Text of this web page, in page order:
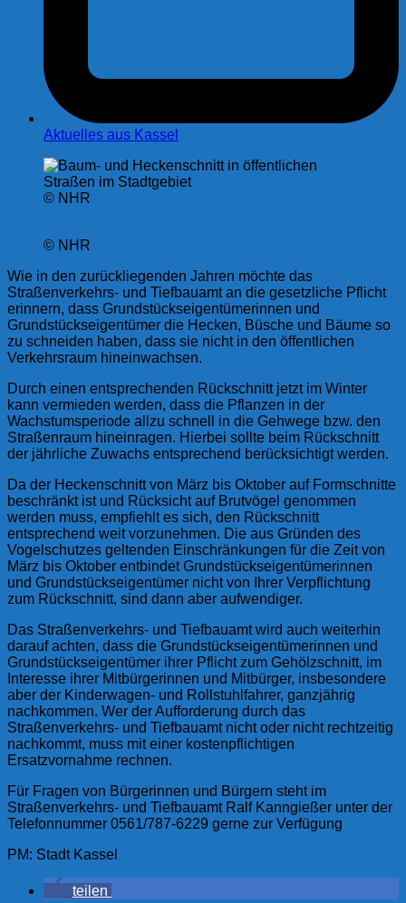
Aktuelles aus Kassel
© NHR
© NHR
Wie in den zurückliegenden Jahren möchte das
Straßenverkehrs- und Tiefbauamt an die gesetzliche Pflicht
erinnern, dass Grundstückseigentümerinnen und
Grundstückseigentümer die Hecken, Büsche und Bäume so
zu schneiden haben, dass sie nicht in den öffentlichen
Verkehrsraum hineinwachsen.
Durch einen entsprechenden Rückschnitt jetzt im Winter
kann vermieden werden, dass die Pflanzen in der
Wachstumsperiode allzu schnell in die Gehwege bzw. den
Straßenraum hineinragen. Hierbei sollte beim Rückschnitt
der jährliche Zuwachs entsprechend berücksichtigt werden.
Da der Heckenschnitt von März bis Oktober auf Formschnitte
beschränkt ist und Rücksicht auf Brutvögel genommen
werden muss, empfiehlt es sich, den Rückschnitt
entsprechend weit vorzunehmen. Die aus Gründen des
Vogelschutzes geltenden Einschränkungen für die Zeit von
März bis Oktober entbindet Grundstückseigentümerinnen
und Grundstückseigentümer nicht von Ihrer Verpflichtung
zum Rückschnitt, sind dann aber aufwendiger.
Das Straßenverkehrs- und Tiefbauamt wird auch weiterhin
darauf achten, dass die Grundstückseigentümerinnen und
Grundstückseigentümer ihrer Pflicht zum Gehölzschnitt, im
Interesse ihrer Mitbürgerinnen und Mitbürger, insbesondere
aber der Kinderwagen- und Rollstuhlfahrer, ganzjährig
nachkommen. Wer der Aufforderung durch das
Straßenverkehrs- und Tiefbauamt nicht oder nicht rechtzeitig
nachkommt, muss mit einer kostenpflichtigen
Ersatzvornahme rechnen.
Für Fragen von Bürgerinnen und Bürgern steht im
Straßenverkehrs- und Tiefbauamt Ralf Kanngießer unter der
Telefonnummer 0561/787-6229 gerne zur Verfügung
PM: Stadt Kassel
teilen